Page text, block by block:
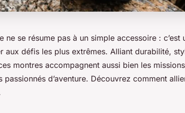
ne se résume pas à un simple accessoire : c’est
aux défis les plus extrêmes. Alliant durabilité,
montres accompagnent aussi bien les
passionnés d’aventure. Découvrez comment